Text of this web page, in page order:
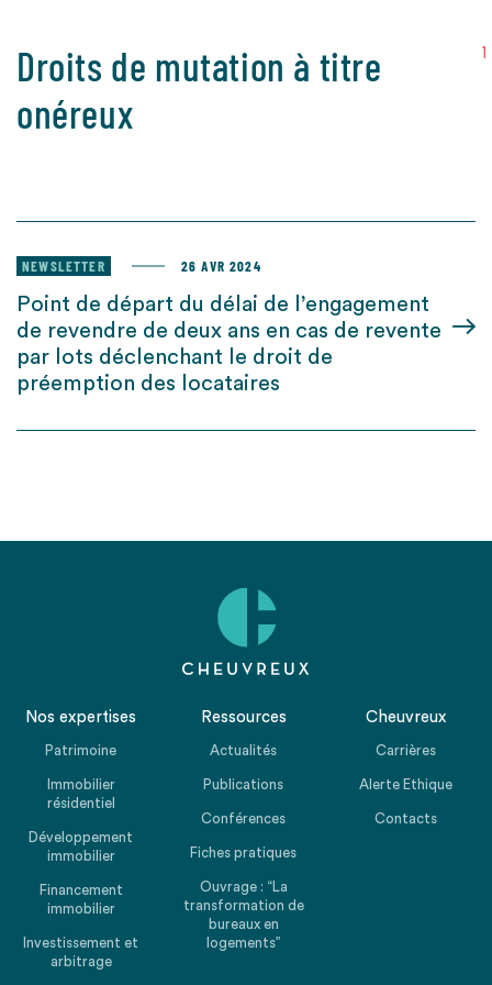
Droits de mutation à titre
onéreux
1
NEWSLETTER 26 AVR 2024
Point de départ du délai de l’engagement
de revendre de deux ans en cas de revente
par lots déclenchant le droit de
préemption des locataires
Nos expertises
Patrimoine
Immobilier
résidentiel
Développement
immobilier
Financement
immobilier
Investissement et
arbitrage
Ressources
Actualités
Publications
Conférences
Fiches pratiques
Ouvrage : “La
transformation de
bureaux en
logements”
Cheuvreux
Carrières
Alerte Ethique
Contacts